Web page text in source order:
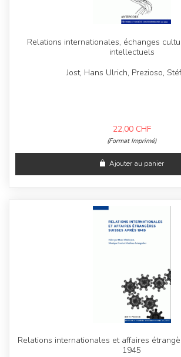
Relations internationales, échanges
intellectuels
Jost, Hans Ulrich, Prezioso,
22,00 CHF
(Format Imprimé)
Ajouter au panier
Relations internationales et affaires
1945